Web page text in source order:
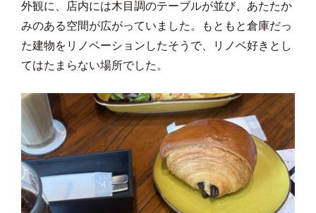
外観に、店内には木目調のテーブルが並び、あたたか
みのある空間が広がっていました。もともと倉庫だっ
た建物をリノベーションしたそうで、リノベ好きとし
てはたまらない場所でした。